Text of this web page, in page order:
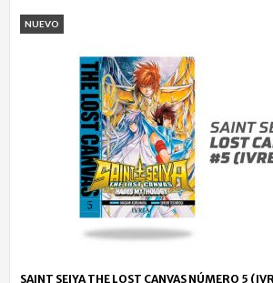
NUEVO
SAINT SEIYA THE LOST CANVAS NÚMERO 5